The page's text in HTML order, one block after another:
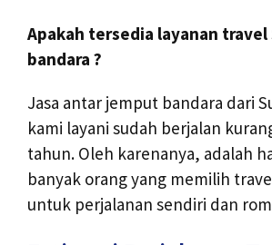
Apakah tersedia layanan travel
bandara ?
Jasa antar jemput bandara dari
kami layani sudah berjalan
tahun. Oleh karenanya, adalah
banyak orang yang memilih
untuk perjalanan sendiri dan